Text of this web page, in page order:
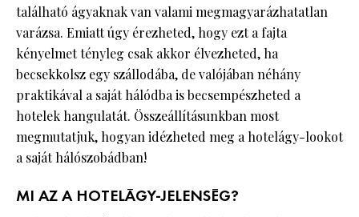
található ágyaknak van valami megmagyarázhatatlan
varázsa. Emiatt úgy érezheted, hogy ezt a fajta
kényelmet tényleg csak akkor élvezheted, ha
becsekkolsz egy szállodába, de valójában néhány
praktikával a saját hálódba is becsempészheted a
hotelek hangulatát. Összeállításunkban most
megmutatjuk, hogyan idézheted meg a hotelágy-lookot
a saját hálószobádban!
MI AZ A HOTELÁGY-JELENSÉG?